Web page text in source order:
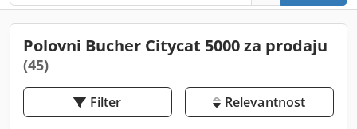
Polovni Bucher Citycat 5000 za prodaju
(45)
Filter Relevantnost